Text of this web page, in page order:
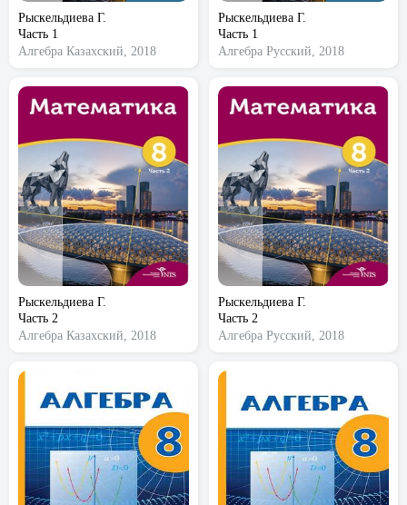
Рыскельдиева Г.
Часть 1
Алгебра Казахский, 2018
Рыскельдиева Г.
Часть 1
Алгебра Русский, 2018
Рыскельдиева Г.
Часть 2
Алгебра Казахский, 2018
Рыскельдиева Г.
Часть 2
Алгебра Русский, 2018